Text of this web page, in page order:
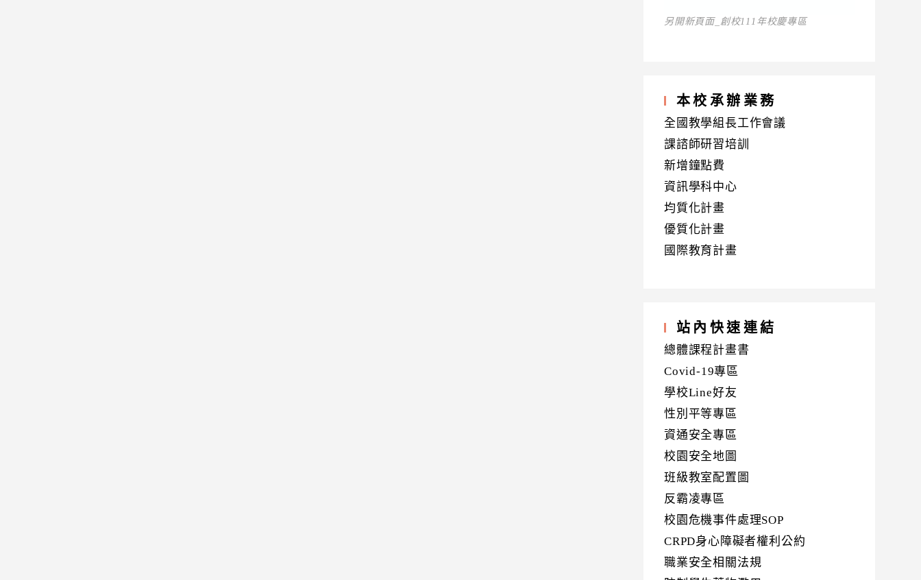
另開新頁面_創校111年校慶專區
本校承辦業務
全國教學組長工作會議
課諮師研習培訓
新增鐘點費
資訊學科中心
均質化計畫
優質化計畫
國際教育計畫
站內快速連結
總體課程計畫書
Covid-19專區
學校Line好友
性別平等專區
資通安全專區
校園安全地圖
班級教室配置圖
反霸凌專區
校園危機事件處理SOP
CRPD身心障礙者權利公約
職業安全相關法規